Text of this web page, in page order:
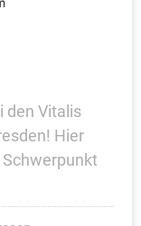
den Vitalis
Hier